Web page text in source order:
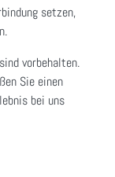
setzen,
vorbehalten.
Sie einen
bei uns